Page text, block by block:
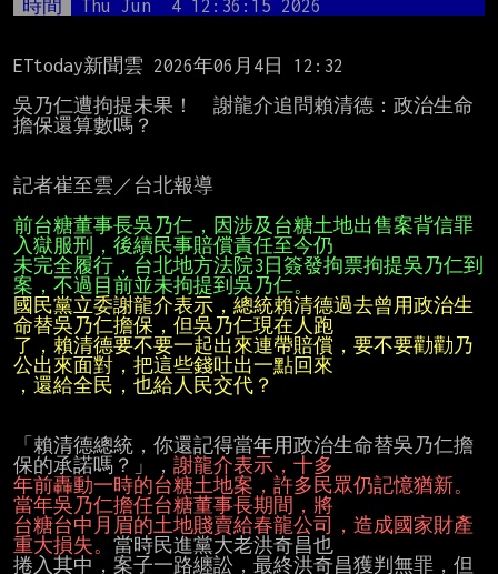
時間
Thu Jun  4 12:36:15 2026
ETtoday新聞雲 2026年06月4日 12:32
吳乃仁遭拘提未果！　謝龍介追問賴清德：政治生命
擔保還算數嗎？
記者崔至雲／台北報導
前台糖董事長吳乃仁，因涉及台糖土地出售案背信罪
未完全履行，台北地方法院3日簽發拘票拘提吳乃仁到
案，不過目前並未拘提到吳乃仁。
國民黨立委謝龍介表示，總統賴清德過去曾用政治生
了，賴清德要不要一起出來連帶賠償，要不要勸勸乃
，還給全民，也給人民交代？
「賴清德總統，你還記得當年用政治生命替吳乃仁擔
保的承諾嗎？」，
年前轟動一時的台糖土地案，許多民眾仍記憶猶新。
台糖台中月眉的土地賤賣給春龍公司，造成國家財產
重大損失。 當時民進黨大老洪奇昌也
捲入其中，案子一路纏訟，最終洪奇昌獲判無罪，但